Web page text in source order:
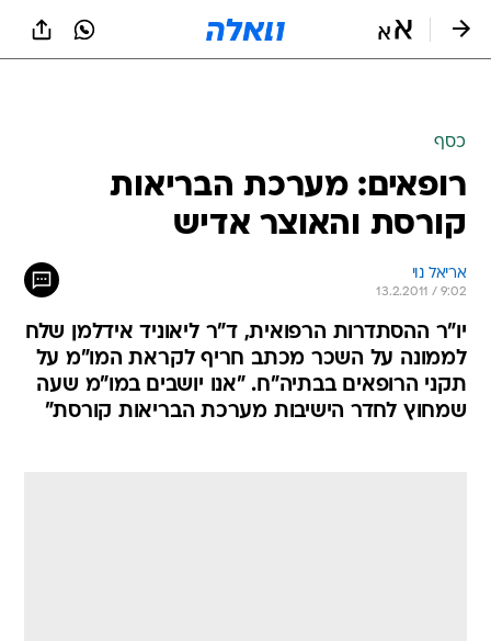
כסף
רופאים: מערכת הבריאות
קורסת והאוצר אדיש
אריאל נוי
13.2.2011 / 9:02
יו"ר ההסתדרות הרפואית, ד"ר ליאוניד אידלמן שלח
לממונה על השכר מכתב חריף לקראת המו"מ על
תקני הרופאים בבתיה"ח. "אנו יושבים במו"מ שעה
שמחוץ לחדר הישיבות מערכת הבריאות קורסת"